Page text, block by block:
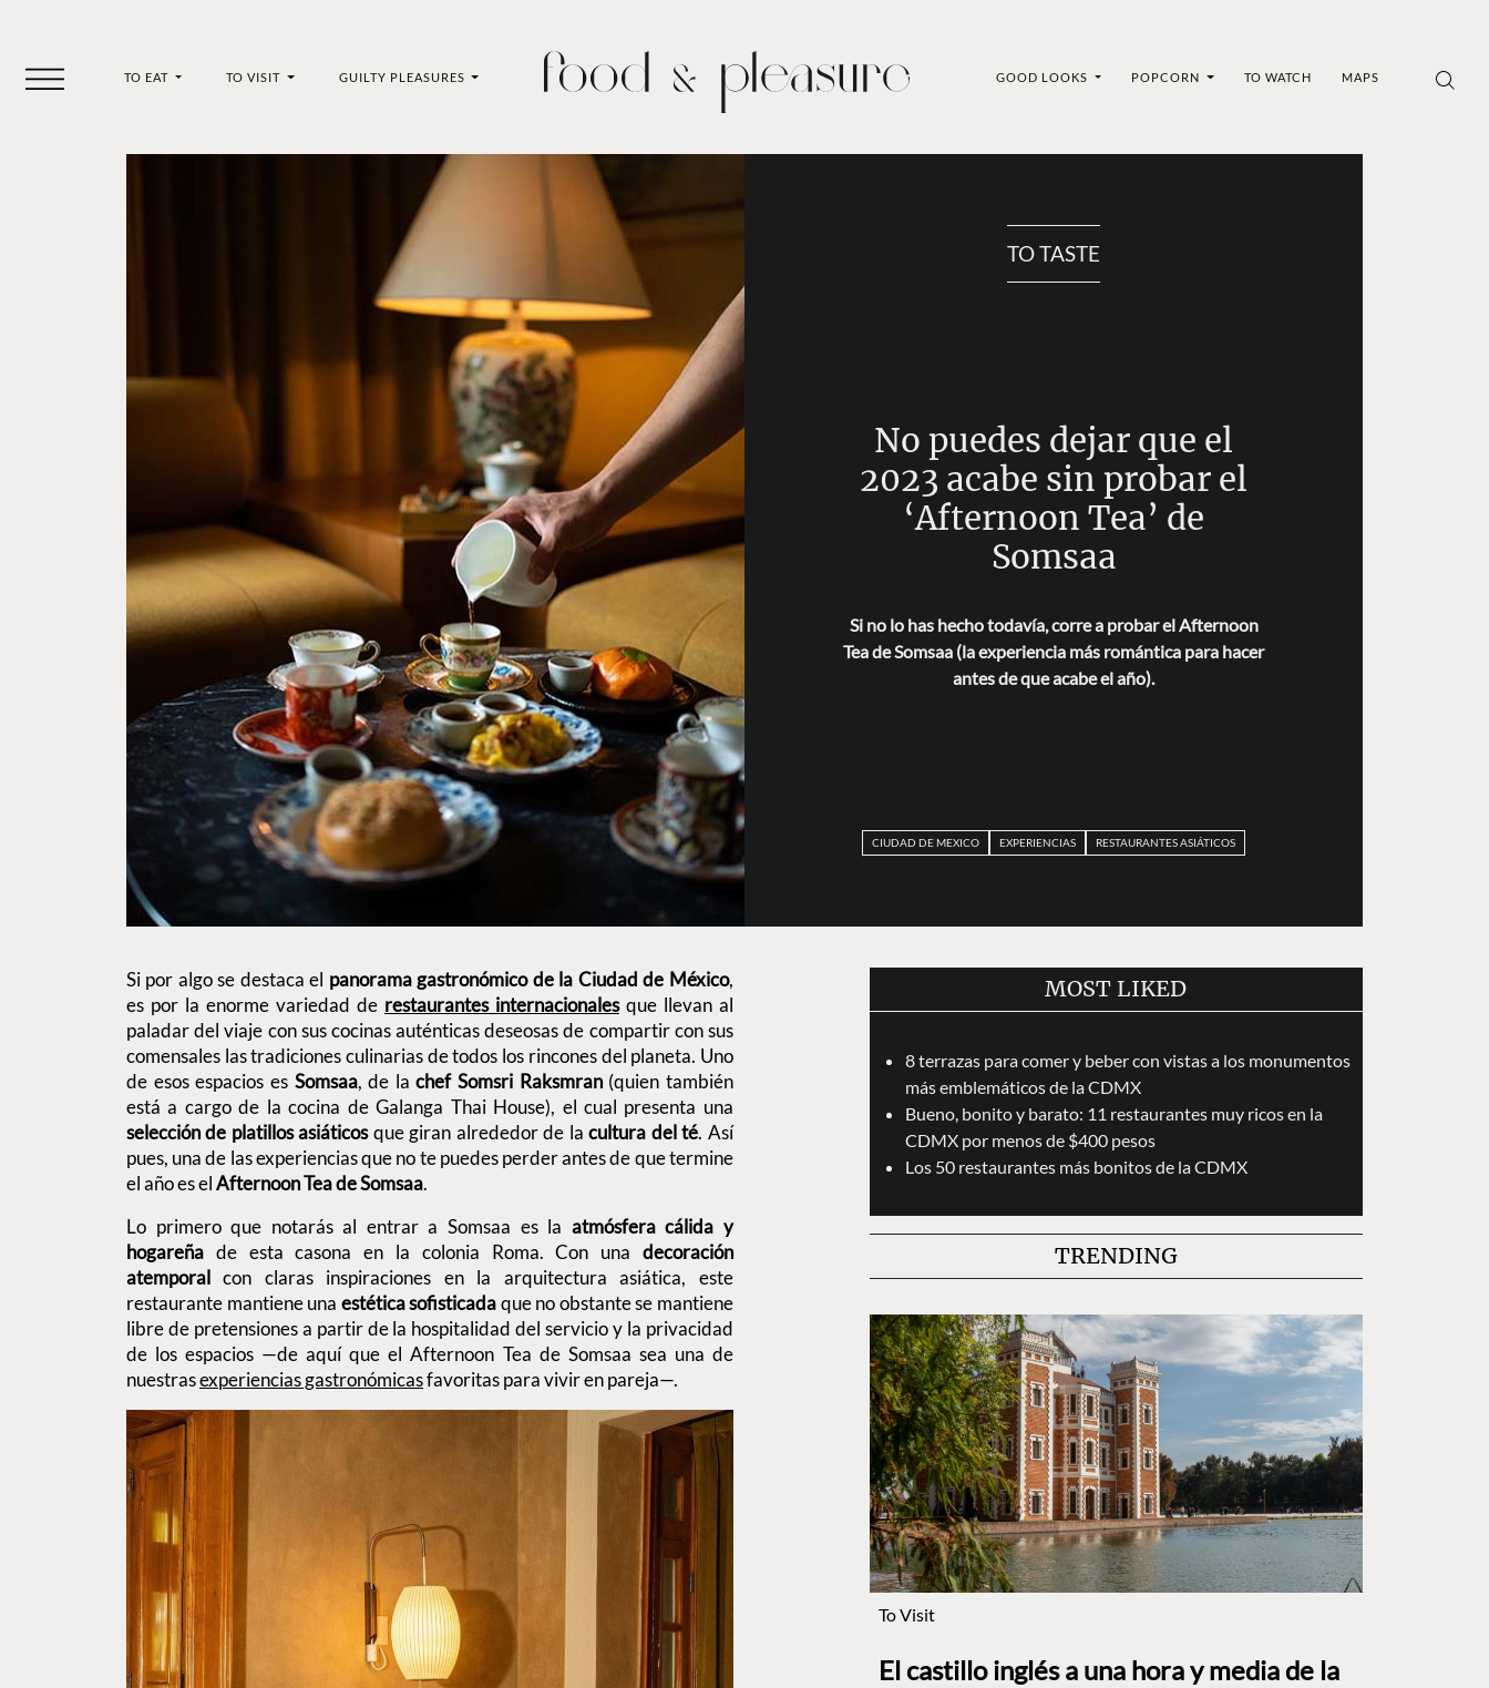
TO EAT TO VISIT GUILTY PLEASURES GOOD LOOKS POPCORN TO WATCH MAPS
TO TASTE
No puedes dejar que el
2023 acabe sin probar el
‘Afternoon Tea’ de
Somsaa
Si no lo has hecho todavía, corre a probar el Afternoon
Tea de Somsaa (la experiencia más romántica para hacer
antes de que acabe el año).
CIUDAD DE MEXICO EXPERIENCIAS RESTAURANTES ASIÁTICOS
Si por algo se destaca el panorama gastronómico de la Ciudad de México,
es por la enorme variedad de restaurantes internacionalesque llevan al
paladar del viaje con sus cocinas auténticas deseosas de compartir con sus
comensales las tradiciones culinarias de todos los rincones del planeta. Uno
de esos espacios es Somsaa, de lachef Somsri Raksmran(quien también
está a cargo de la cocina de Galanga Thai House), el cual presenta una
selección de platillos asiáticosque giran alrededor de lacultura del té. Así
pues, una de las experiencias que no te puedes perder antes de que termine
el año es elAfternoon Tea de Somsaa.
Lo primero que notarás al entrar a Somsaa es la atmósfera cálida y
hogareña de esta casona en la colonia Roma. Con una decoración
atemporal con claras inspiraciones en la arquitectura asiática, este
restaurante mantiene una estética sofisticadaque no obstante se mantiene
libre de pretensiones a partir de la hospitalidad del servicio y la privacidad
de los espacios —de aquí que el Afternoon Tea de Somsaa sea una de
nuestrasexperiencias gastronómicasfavoritas para vivir en pareja—.
MOST LIKED
8 terrazas para comer y beber con vistas a los monumentos
más emblemáticos de la CDMX
Bueno, bonito y barato: 11 restaurantes muy ricos en la
CDMX por menos de $400 pesos
Los 50 restaurantes más bonitos de la CDMX
TRENDING
To Visit
El castillo inglés a una hora y media de la